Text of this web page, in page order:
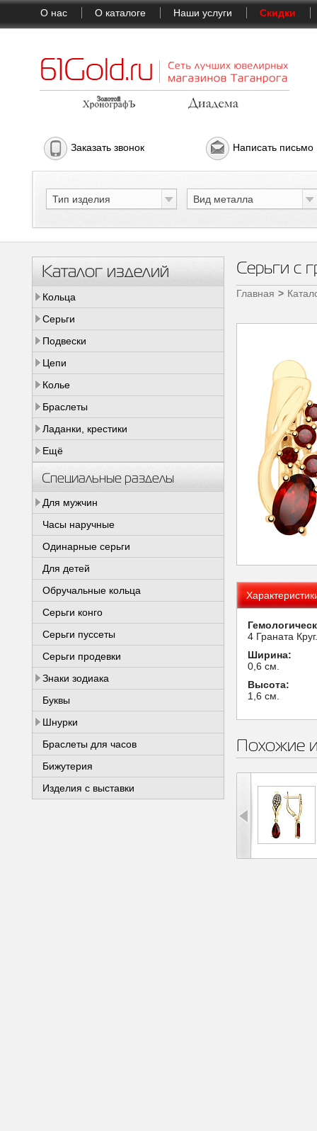
О нас О каталоге Наши услуги Скидки
Заказать звонок Написать письмо
Тип изделия Вид металла
Каталог изделий
Кольца
Серьги
Подвески
Цепи
Колье
Браслеты
Ладанки, крестики
Ещё
Специальные разделы
Для мужчин
Часы наручные
Одинарные серьги
Для детей
Обручальные кольца
Серьги конго
Серьги пуссеты
Серьги продевки
Знаки зодиака
Буквы
Шнурки
Браслеты для часов
Бижутерия
Изделия с выставки
Серьги с
Главная
4 Граната
Ширина:
0,6 см.
Высота:
1,6 см.
Похожие